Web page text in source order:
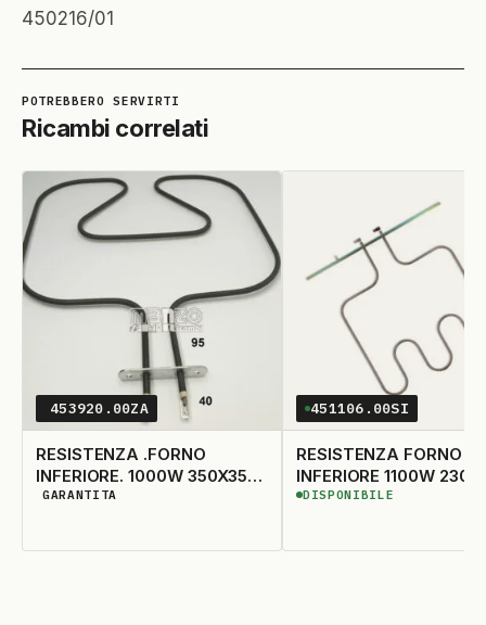
450216/01
Ricambi correlati
453920.00ZA
RESISTENZA .FORNO
INFERIORE. 1000W 350X350
GAMBO CORTO
DISPONIBILITÀ GARANTITA
GARANTITA
451106.00SI
RESISTENZA FORNO
INFERIORE 1100W 230W
DISPONIBILE
DISPONIBILE